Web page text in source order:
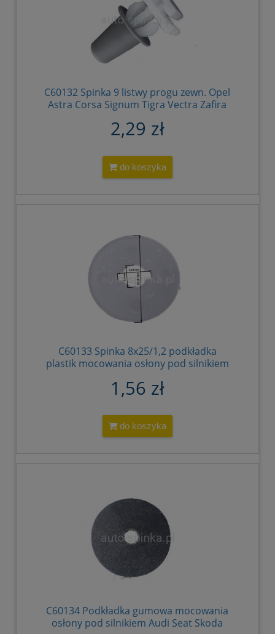
C60132 Spinka 9 listwy progu zewn. Opel
Astra Corsa Signum Tigra Vectra Zafira
2,29 zł
do koszyka
C60133 Spinka 8x25/1,2 podkładka
plastik mocowania osłony pod silnikiem
4A0805137B
1,56 zł
do koszyka
C60134 Podkładka gumowa mocowania
osłony pod silnikiem Audi Seat Skoda